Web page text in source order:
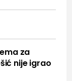
za
nije igrao